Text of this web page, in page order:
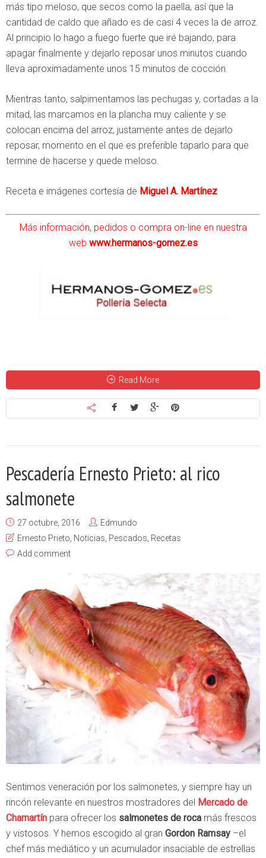
más tipo meloso, que secos como la paella, así que la
cantidad de caldo que añado es de casi 4 veces la de arroz.
Al principio lo hago a fuego fuerte que iré bajando, para
apagar finalmente y dejarlo reposar unos minutos cuando
lleva aproximadamente unos 15 minutos de cocción.
Mientras tanto, salpimentamos las pechugas y, cortadas a la
mitad, las marcamos en la plancha muy caliente y se
colocan encima del arroz, justamente antes de dejarlo
reposar, momento en el que es preferible taparlo para que
termine de hacerse y quede meloso.
Receta e imágenes cortesía de Miguel A. Martínez
Más información, pedidos o compra on-line en nuestra
web www.hermanos-gomez.es
Read More
Pescadería Ernesto Prieto: al rico
salmonete
27 octubre, 2016
Edmundo
Ernesto Prieto, Noticias, Pescados, Recetas
Add comment
Sentimos veneración por los salmonetes, y siempre hay un
rincón relevante en nuestros mostradores del Mercado de
Chamartín para ofrecer los salmonetes de roca más frescos
y vistosos. Y hemos escogido al gran Gordon Ramsay –el
chef más mediático y un acumulador insaciable de estrellas